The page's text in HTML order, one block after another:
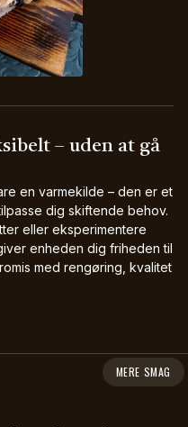
– uden at gå
en varmekilde – den er et
dig skiftende behov.
eller eksperimentere
enheden dig friheden til
med rengøring, kvalitet
MERE SMAG